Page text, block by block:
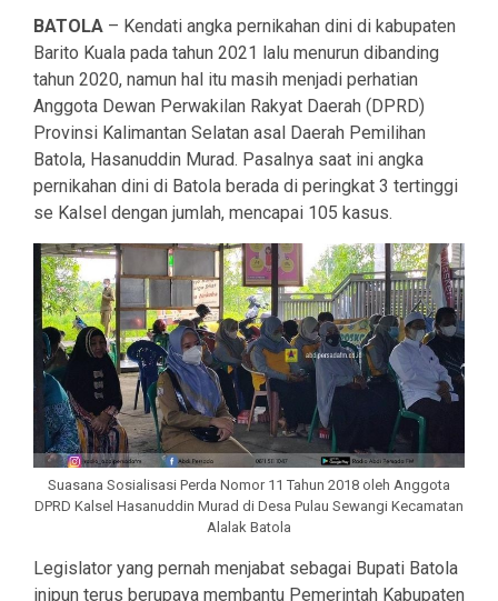
BATOLA – Kendati angka pernikahan dini di kabupaten
Barito Kuala pada tahun 2021 lalu menurun dibanding
tahun 2020, namun hal itu masih menjadi perhatian
Anggota Dewan Perwakilan Rakyat Daerah (DPRD)
Provinsi Kalimantan Selatan asal Daerah Pemilihan
Batola, Hasanuddin Murad. Pasalnya saat ini angka
pernikahan dini di Batola berada di peringkat 3 tertinggi
se Kalsel dengan jumlah, mencapai 105 kasus.
Suasana Sosialisasi Perda Nomor 11 Tahun 2018 oleh Anggota
DPRD Kalsel Hasanuddin Murad di Desa Pulau Sewangi Kecamatan
Alalak Batola
Legislator yang pernah menjabat sebagai Bupati Batola
inipun terus berupaya membantu Pemerintah Kabupaten